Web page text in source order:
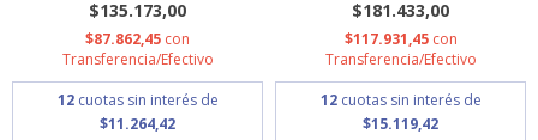
$135.173,00
$87.862,45 con
Transferencia/Efectivo
12 cuotas sin interés de
$11.264,42
$181.433,00
$117.931,45 con
Transferencia/Efectivo
12 cuotas sin interés de
$15.119,42